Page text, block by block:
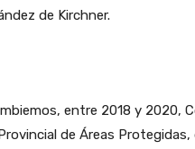
de Kirchner.
entre 2018 y 2020,
de Áreas